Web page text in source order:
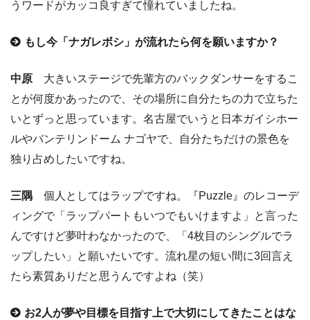
うワードがカッコ良すぎて憧れていましたね。
もし今「ナガレボシ」が流れたら何を願いますか？
中原 大きいステージで先輩方のバックダンサーをするこ
とが何度かあったので、その場所に自分たちの力で立ちた
いとずっと思っています。名古屋でいうと日本ガイシホー
ルやバンテリンドーム ナゴヤで、自分たちだけの景色を
独り占めしたいですね。
三隅 個人としてはラップですね。『Puzzle』のレコーデ
ィングで「ラップパートもいつでもいけますよ」と言った
んですけど夢叶わなかったので、「4枚目のシングルでラ
ップしたい」と願いたいです。流れ星の短い間に3回言え
たら素質ありだと思うんですよね（笑）
お2人が夢や目標を目指す上で大切にしてきたことはな